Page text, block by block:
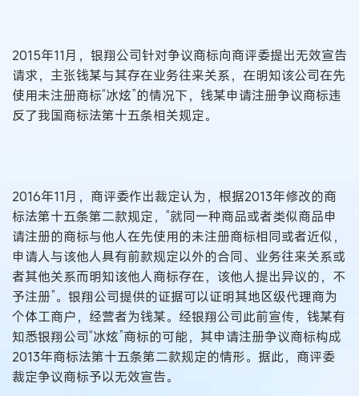
2015年11月，银翔公司针对争议商标向商评委提出无效宣告
请求，主张钱某与其存在业务往来关系，在明知该公司在先
使用未注册商标“冰炫”的情况下，钱某申请注册争议商标违
反了我国商标法第十五条相关规定。
2016年11月，商评委作出裁定认为，根据2013年修改的商
标法第十五条第二款规定，“就同一种商品或者类似商品申
请注册的商标与他人在先使用的未注册商标相同或者近似，
申请人与该他人具有前款规定以外的合同、业务往来关系或
者其他关系而明知该他人商标存在，该他人提出异议的，不
予注册”。银翔公司提供的证据可以证明其地区级代理商为
个体工商户，经营者为钱某。经银翔公司此前宣传，钱某有
知悉银翔公司“冰炫”商标的可能，其申请注册争议商标构成
2013年商标法第十五条第二款规定的情形。据此，商评委
裁定争议商标予以无效宣告。